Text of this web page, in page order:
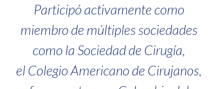
Participó activamente como
miembro de múltiples sociedades
como la Sociedad de Cirugía,
elColegio Americano de Cirujanos,